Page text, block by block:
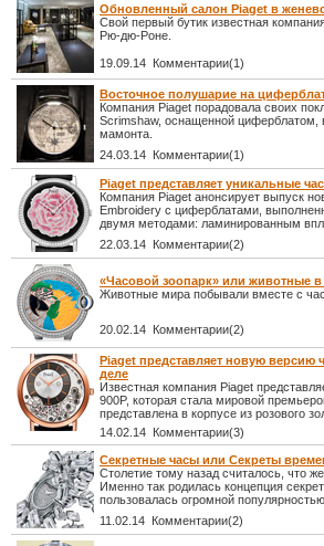
Обновленный салон Piaget в
Свой первый бутик известная
Рю-дю-Роне.
19.09.14 Комментарии(1)
Восточное полушарие на
Компания Piaget порадовала своих
Scrimshaw, оснащенной циферблатом,
мамонта.
24.03.14 Комментарии(1)
Piaget представляет уникальные
Компания Piaget анонсирует выпуск
Embroidery с циферблатами,
двумя методами: ламинированным
22.03.14 Комментарии(2)
«Часовой зоопарк» или животные
Животные мира побывали вместе с
20.02.14 Комментарии(2)
Piaget представляет новую
деле
Известная компания Piaget
900P, которая стала мировой
представлена в корпусе из розового
14.02.14 Комментарии(3)
Секретные часы или Секреты
Столетие тому назад считалось, что
Именно так родилась концепция
пользовалась огромной
11.02.14 Комментарии(2)